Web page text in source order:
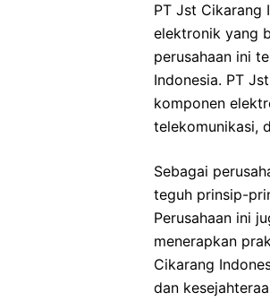
PT Jst Cikarang
elektronik yang
perusahaan ini
Indonesia. PT
komponen
telekomunikasi,
Sebagai
teguh prinsip-
Perusahaan ini
menerapkan
Cikarang
dan